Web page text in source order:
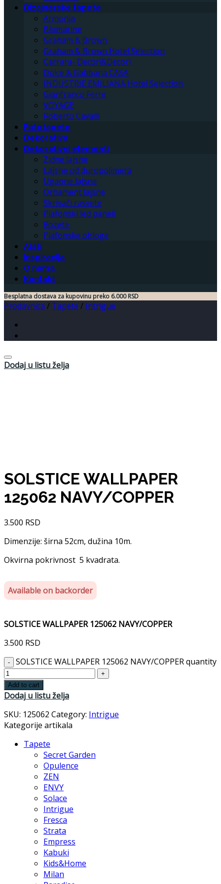
Dizajnerske tapete
Armonia
Blumarine
Graham & Brown
Graham & Brown Hotel Selection
Carrara- Decori&Decori
Dolce & Gabbana CASA
INDUSTRIE EMILIANA Hotel Selection
Gianfranco Ferre
VOYAGE
Roberto Cavalli
Fototapete
Dekorativa
Dekorativni elementi
Zidne lajsne
Lajsne od duropolimera
Ugaone lajsne
Ornament lajsne
Skrivači rasvete
Plafonski led paneli
Rozete
Plafonske obloge
Alati
Inspiracija
O nama
Kontakt
Besplatna dostava za kupovinu preko 6.000 RSD
Prodavnica / Tapete / Intrigue
Dodaj u listu želja
SOLSTICE WALLPAPER
125062 NAVY/COPPER
3.500 RSD
Dimenzije: širna 52cm, dužina 10m.
Okvirna pokrivnost 5 kvadrata.
Available on backorder
SOLSTICE WALLPAPER 125062 NAVY/COPPER
3.500 RSD
SOLSTICE WALLPAPER 125062 NAVY/COPPER quantity
Add to cart
Dodaj u listu želja
SKU: 125062 Category: Intrigue
Kategorije artikala
Tapete
Secret Garden
Opulence
ZEN
ENVY
Solace
Intrigue
Fresca
Strata
Empress
Kabuki
Kids&Home
Milan